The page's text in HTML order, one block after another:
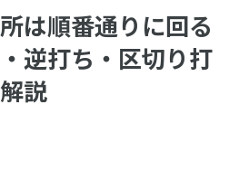
は順番通りに回る
逆打ち・区切り打
説